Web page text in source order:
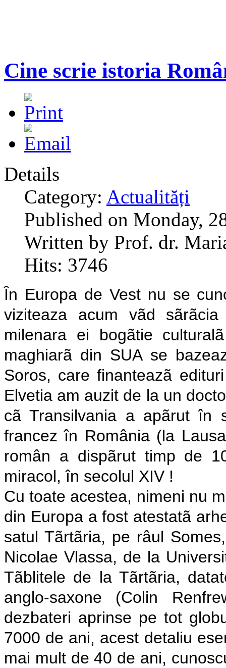
Cine scrie istoria
Details
Category: Actualități
Published on Monday,
Written by Prof. dr.
Hits: 3746
În Europa de Vest nu se
viziteaza acum vãd
milenara ei bogãtie
maghiarã din SUA se
Soros, care finanteazã
Elvetia am auzit de la un
cã Transilvania a apãrut în
francez în România (la
român a dispãrut timp de
miracol, în secolul XIV !
Cu toate acestea, nimeni nu
din Europa a fost atestatã
satul Tãrtãria, pe râul
Nicolae Vlassa, de la
Tãblitele de la Tãrtãria,
anglo-saxone (Colin
dezbateri aprinse pe tot
7000 de ani, acest detaliu
mai mult de 40 de ani,